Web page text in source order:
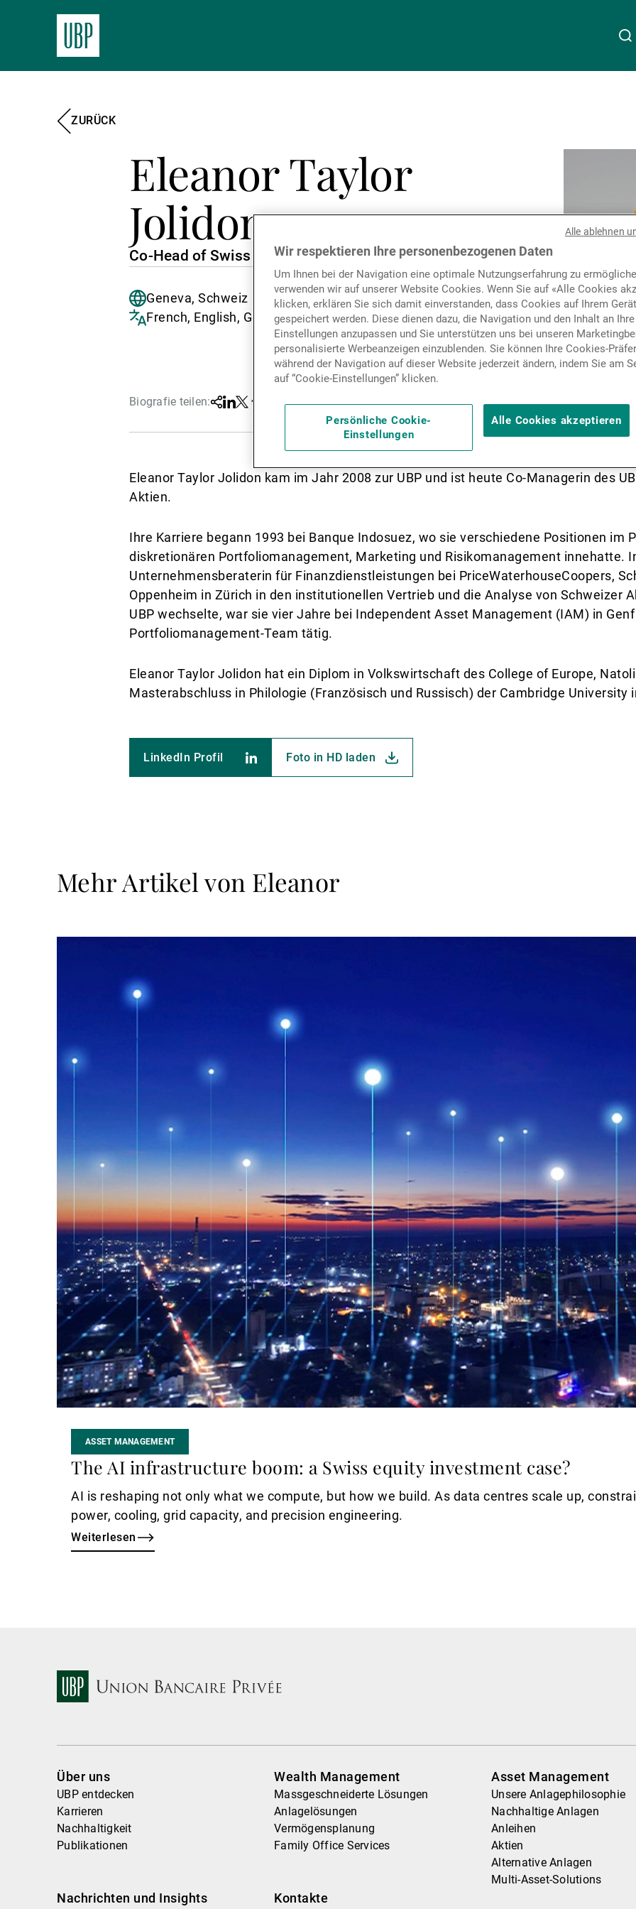
Asset Management
Externe Vermögensverwalter
Nachrichten und Insights
ZURÜCK
Eleanor Taylor
Jolidon
Co-Head of Swiss and Global Equity
Geneva, Schweiz
French, English, German
Biografie teilen:Teilen
Linkedin
Twitter
Facebook
Eleanor Taylor Jolidon kam im Jahr 2008 zur UBP und ist heute Co-Managerin des
Aktien.
Ihre Karriere begann 1993 bei Banque Indosuez, wo sie verschiedene Positionen im
diskretionären Portfoliomanagement, Marketing und Risikomanagement innehatte.
Unternehmensberaterin für Finanzdienstleistungen bei PriceWaterhouseCoopers,
Oppenheim in Zürich in den institutionellen Vertrieb und die Analyse von Schweizer
UBP wechselte, war sie vier Jahre bei Independent Asset Management (IAM) in
Portfoliomanagement-Team tätig.
Eleanor Taylor Jolidon hat ein Diplom in Volkswirtschaft des College of Europe,
Masterabschluss in Philologie (Französisch und Russisch) der Cambridge University
LinkedIn Profil Foto in HD laden
Mehr Artikel von Eleanor
ASSET MANAGEMENT
The AI infrastructure boom: a Swiss equity investment case?
AI is reshaping not only what we compute, but how we build. As data centres scale up,
power, cooling, grid capacity, and precision engineering.
Weiterlesen
Über uns
UBP entdecken
Karrieren
Nachhaltigkeit
Publikationen
Wealth Management
Massgeschneiderte Lösungen
Anlagelösungen
Vermögensplanung
Family Office Services
Asset Management
Unsere Anlagephilosophie
Nachhaltige Anlagen
Anleihen
Aktien
Alternative Anlagen
Multi-Asset-Solutions
Nachrichten und Insights Kontakte
Wir respektieren Ihre personenbezogenen Daten
Um Ihnen bei der Navigation eine optimale Nutzungserfahrung zu
verwenden wir auf unserer Website Cookies. Wenn Sie auf «Alle Cookies
klicken, erklären Sie sich damit einverstanden, dass Cookies auf Ihrem Gerät
gespeichert werden. Diese dienen dazu, die Navigation und den Inhalt an Ihre
Einstellungen anzupassen und Sie unterstützen uns bei unseren
personalisierte Werbeanzeigen einzublenden. Sie können Ihre Cookies-
während der Navigation auf dieser Website jederzeit ändern, indem Sie am
auf “Cookie-Einstellungen” klicken.
Persönliche Cookie-
Einstellungen
Alle Cookies akzeptieren
Alle ablehnen